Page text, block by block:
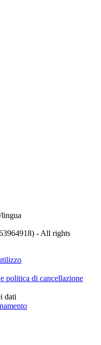
lingua
- All rights
politica di cancellazione
dati